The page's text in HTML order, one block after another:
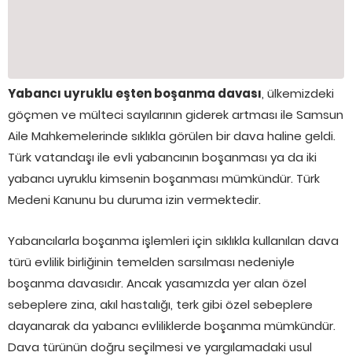
Yabancı uyruklu eşten boşanma davası, ülkemizdeki
göçmen ve mülteci sayılarının giderek artması ile Samsun
Aile Mahkemelerinde sıklıkla görülen bir dava haline geldi.
Türk vatandaşı ile evli yabancının boşanması ya da iki
yabancı uyruklu kimsenin boşanması mümkündür. Türk
Medeni Kanunu bu duruma izin vermektedir.
Yabancılarla boşanma işlemleri için sıklıkla kullanılan dava
türü evlilik birliğinin temelden sarsılması nedeniyle
boşanma davasıdır. Ancak yasamızda yer alan özel
sebeplere zina, akıl hastalığı, terk gibi özel sebeplere
dayanarak da yabancı evliliklerde boşanma mümkündür.
Dava türünün doğru seçilmesi ve yargılamadaki usul